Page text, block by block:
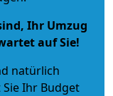
Ihr Umzug
auf Sie!
natürlich
Sie Ihr Budget